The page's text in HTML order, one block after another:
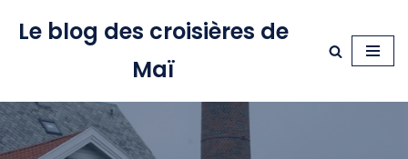
Le blog des croisières de
Maï